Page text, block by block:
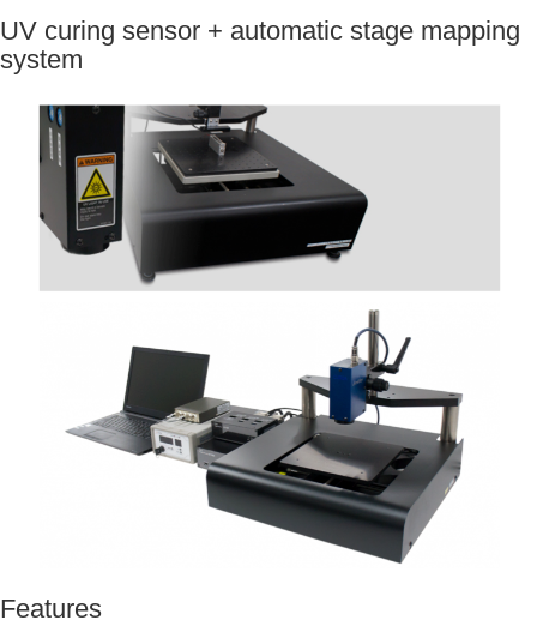
UV curing sensor + automatic stage mapping
system
Features